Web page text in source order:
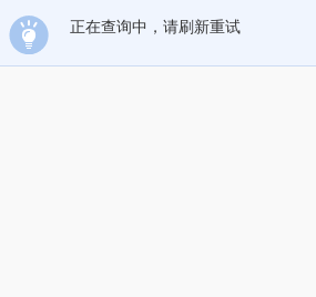
正在查询中，请刷新重试